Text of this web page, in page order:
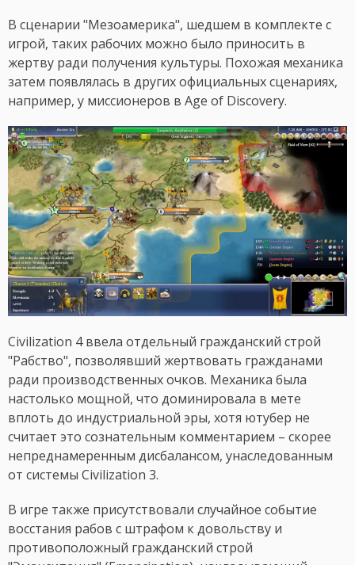
В сценарии "Мезоамерика", шедшем в комплекте с
игрой, таких рабочих можно было приносить в
жертву ради получения культуры. Похожая механика
затем появлялась в других официальных сценариях,
например, у миссионеров в Age of Discovery.
Civilization 4 ввела отдельный гражданский строй
"Рабство", позволявший жертвовать гражданами
ради производственных очков. Механика была
настолько мощной, что доминировала в мете
вплоть до индустриальной эры, хотя ютубер не
считает это сознательным комментарием – скорее
непреднамеренным дисбалансом, унаследованным
от системы Civilization 3.
В игре также присутствовали случайное событие
восстания рабов с штрафом к довольству и
противоположный гражданский строй